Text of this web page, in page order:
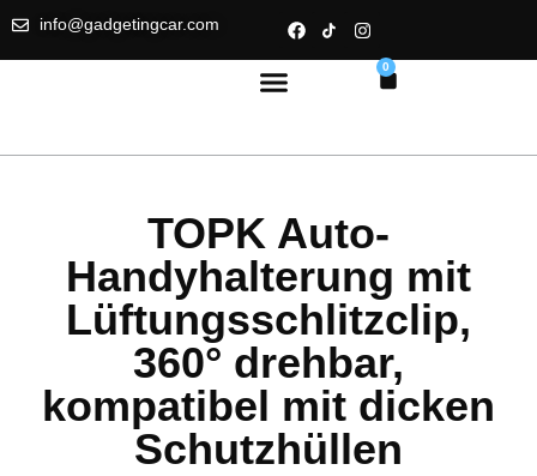
info@gadgetingcar.com
0
TOPK Auto-
Handyhalterung mit
Lüftungsschlitzclip,
360° drehbar,
kompatibel mit dicken
Schutzhüllen